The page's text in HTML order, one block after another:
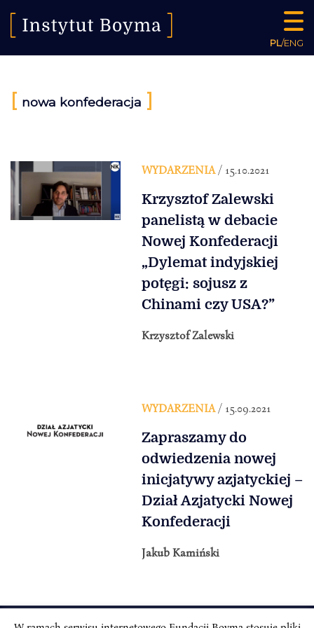
PL/ENG
[ nowa konfederacja ]
WYDARZENIA/ 15.10.2021
Krzysztof Zalewski
panelistą w debacie
Nowej Konfederacji
„Dylemat indyjskiej
potęgi: sojusz z
Chinami czy USA?”
Krzysztof Zalewski
WYDARZENIA/ 15.09.2021
Zapraszamy do
odwiedzenia nowej
inicjatywy azjatyckiej –
Dział Azjatycki Nowej
Konfederacji
Jakub Kamiński